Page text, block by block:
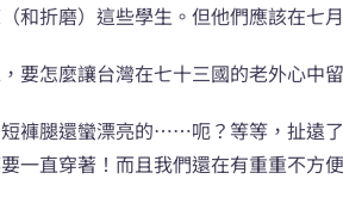
和折磨）這些學生。但他們應該在
要怎麼讓台灣在七十三國的老外心中
褲腿還蠻漂亮的……呃？等等，扯遠
直穿著！而且我們還在有重重不方